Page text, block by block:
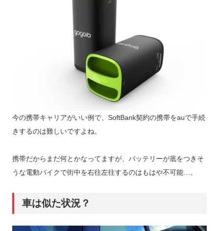
今の携帯キャリアがいい例で、SoftBank契約の携帯をauで手続
きするのは難しいですよね。
携帯だからまだ何とかなってますが、バッテリーが底をつきそ
うな電動バイクで街中を右往左往するのはもはや不可能…。
車は似た状況？